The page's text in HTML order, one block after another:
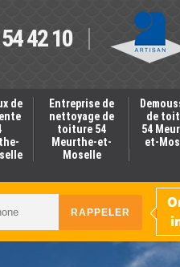
42 10
de
Entreprise de
nettoyage de
toiture 54
Meurthe-et-
Moselle
de
54
et-